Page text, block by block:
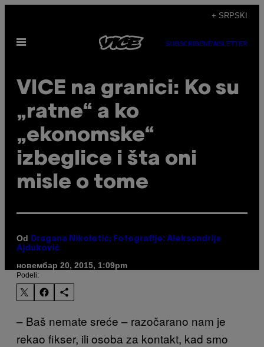
садржај
+ SRPSKI
Otvori
SUBSCRIBENEWSLETTER
VICE na granici: Ko su
„ratne“ a ko
„ekonomske“
izbeglice i šta oni
misle o tome
Od
Dragana Nikoletić; Fotografije: Aleksandrija
Ajduković
новембар 20, 2015, 1:09pm
Podeli:
– Baš nemate sreće – razočarano nam je
rekao fikser, ili osoba za kontakt, kad smo